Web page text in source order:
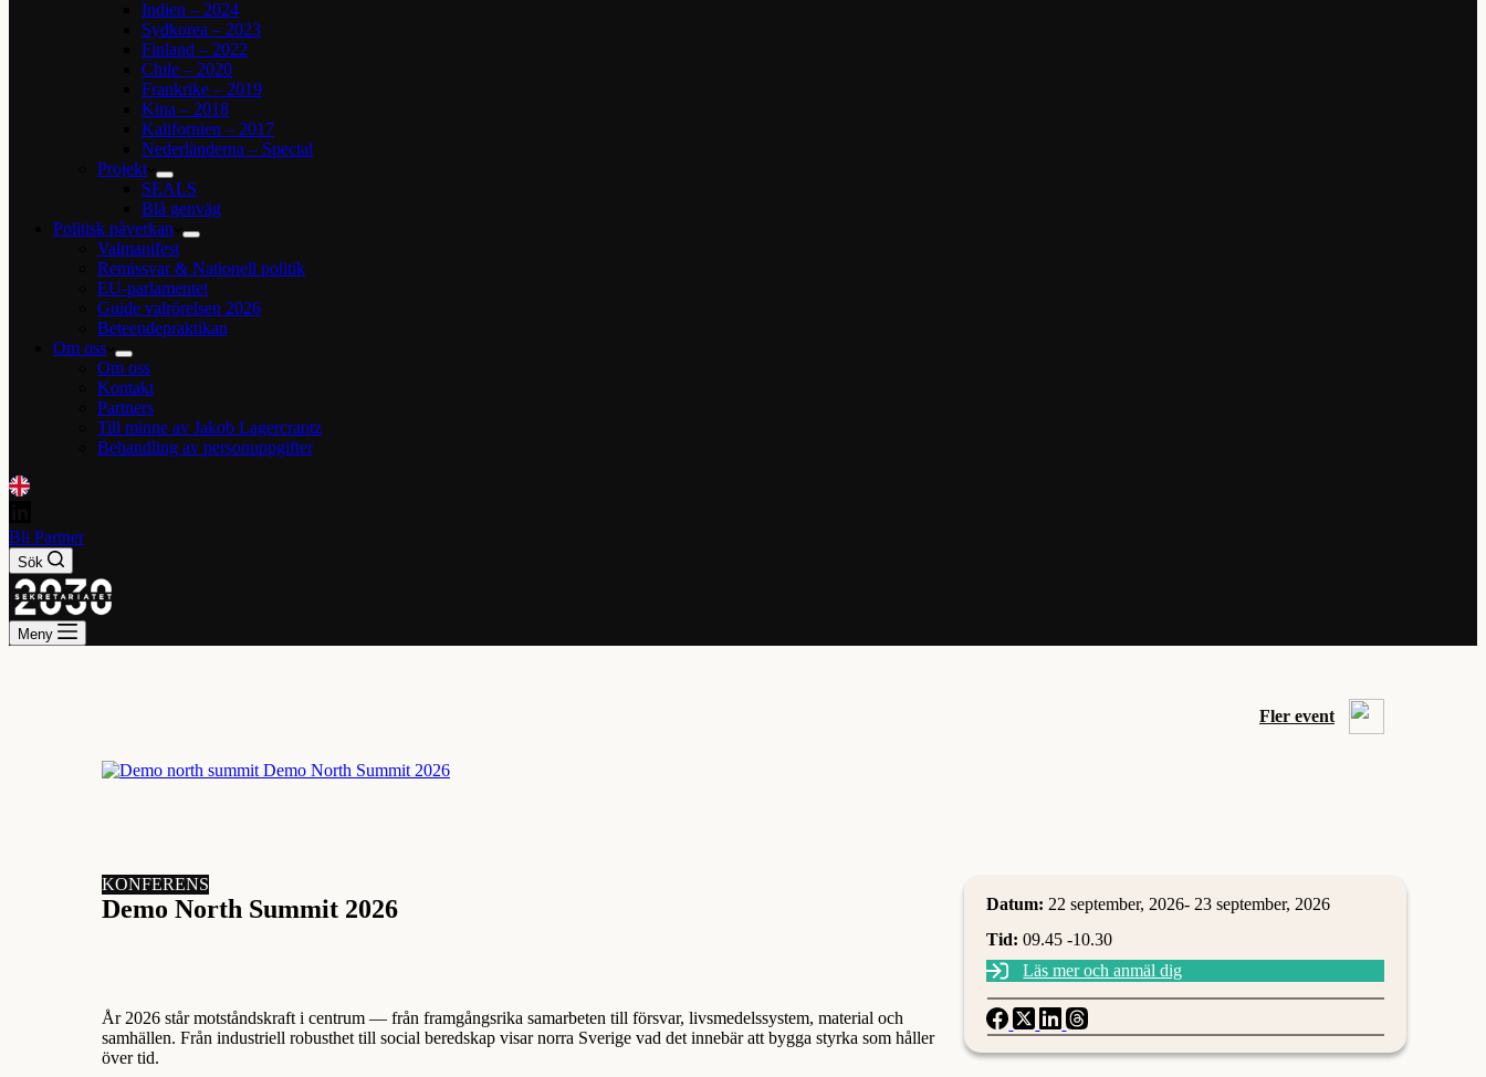
Indien – 2024
Sydkorea – 2023
Finland – 2022
Chile – 2020
Frankrike – 2019
Kina – 2018
Kalifornien – 2017
Nederländerna – Special
Projekt
SEALS
Blå genväg
Politisk påverkan
Valmanifest
Remissvar & Nationell politik
EU-parlamentet
Guide valrörelsen 2026
Beteendepraktikan
Om oss
Om oss
Kontakt
Partners
Till minne av Jakob Lagercrantz
Behandling av personuppgifter
Bli Partner
Sök
Meny
Fler event
KONFERENS
Demo North Summit 2026
År 2026 står motståndskraft i centrum — från framgångsrika samarbeten till försvar, livsmedelssystem, material och
samhällen. Från industriell robusthet till social beredskap visar norra Sverige vad det innebär att bygga styrka som håller
över tid.
Datum: 22 september, 2026- 23 september, 2026
Tid: 09.45 -10.30
Läs mer och anmäl dig